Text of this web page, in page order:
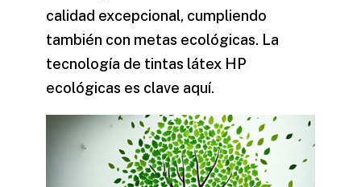
calidad excepcional, cumpliendo
también con metas ecológicas. La
tecnología de tintas látex HP
ecológicas es clave aquí.